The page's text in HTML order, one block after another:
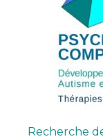
Recherche